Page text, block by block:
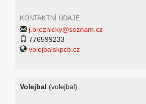
KONTAKTNÍ ÚDAJE
j.breznicky@seznam.cz
776599233
volejbalskpcb.cz
Volejbal (volejbal)